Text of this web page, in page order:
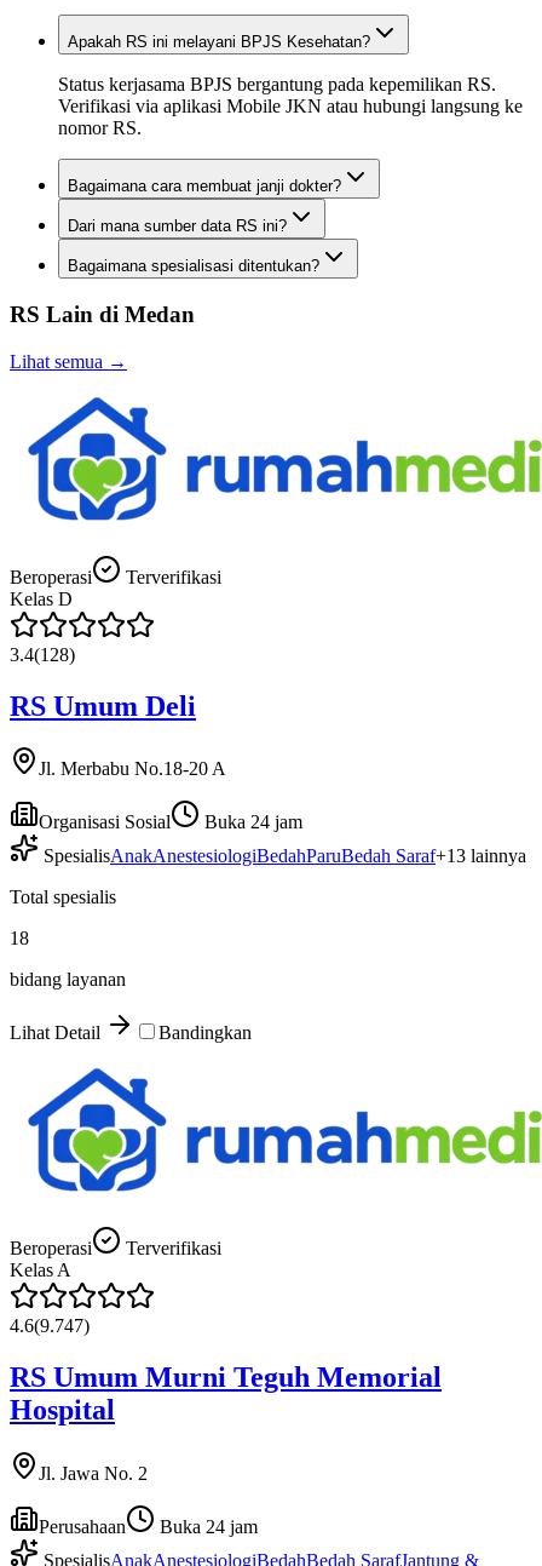
Apakah RS ini melayani BPJS Kesehatan?
Status kerjasama BPJS bergantung pada kepemilikan RS.
Verifikasi via aplikasi Mobile JKN atau hubungi langsung ke
nomor RS.
Bagaimana cara membuat janji dokter?
Dari mana sumber data RS ini?
Bagaimana spesialisasi ditentukan?
RS Lain di Medan
Lihat semua →
Beroperasi
Terverifikasi
Kelas D
3.4(128)
RS Umum Deli
Jl. Merbabu No.18-20 A
Organisasi Sosial
Buka 24 jam
SpesialisAnakAnestesiologiBedahParuBedah Saraf+13 lainnya
Total spesialis
18
bidang layanan
Lihat Detail Bandingkan
Beroperasi
Terverifikasi
KelasA
4.6(9.747)
RS Umum Murni Teguh Memorial
Hospital
Jl. Jawa No. 2
Perusahaan
Buka 24 jam
SpesialisAnakAnestesiologiBedahBedah SarafJantung &